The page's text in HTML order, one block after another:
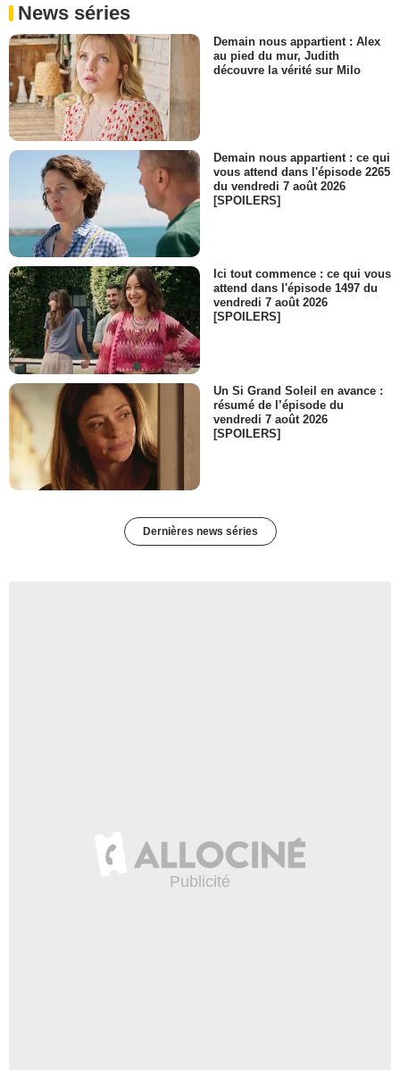
News séries
Demain nous appartient : Alex
au pied du mur, Judith
découvre la vérité sur Milo
Demain nous appartient : ce qui
vous attend dans l'épisode 2265
du vendredi 7 août 2026
[SPOILERS]
Ici tout commence : ce qui vous
attend dans l'épisode 1497 du
vendredi 7 août 2026
[SPOILERS]
Un Si Grand Soleil en avance :
résumé de l’épisode du
vendredi 7 août 2026
[SPOILERS]
Dernières news séries